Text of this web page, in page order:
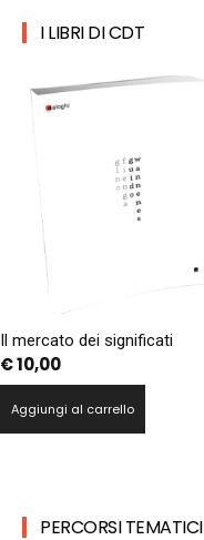
I LIBRI DI CDT
Il mercato dei significati
€10,00
Aggiungi al carrello
PERCORSI TEMATICI